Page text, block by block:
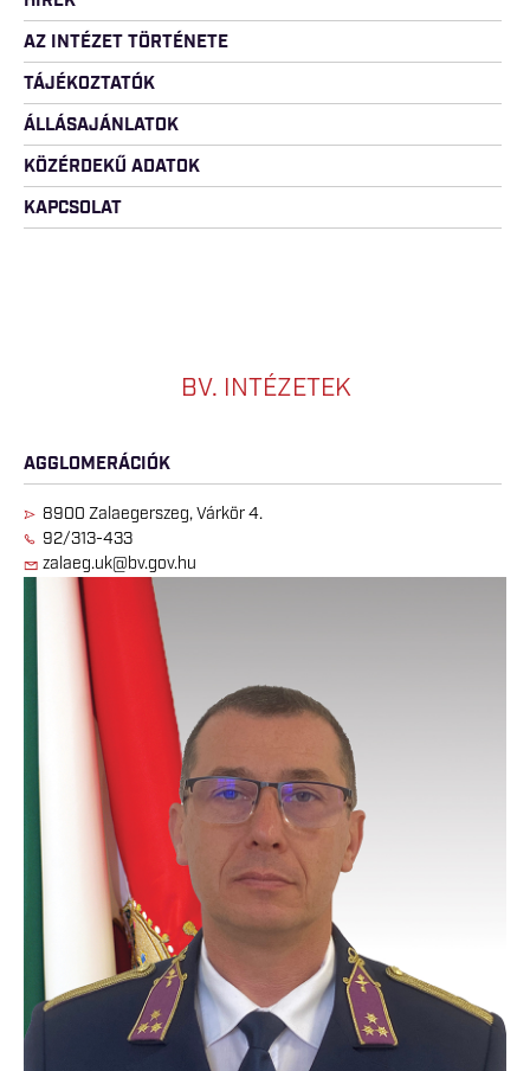
AZ INTÉZET TÖRTÉNETE
TÁJÉKOZTATÓK
ÁLLÁSAJÁNLATOK
KÖZÉRDEKŰ ADATOK
KAPCSOLAT
BV. INTÉZETEK
AGGLOMERÁCIÓK
8900 Zalaegerszeg, Várkör 4.
92/313-433
zalaeg.uk@bv.gov.hu